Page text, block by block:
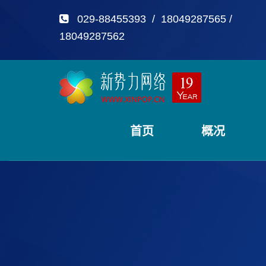
029-88455393 / 18049287565 /
18049287562
首页 概况